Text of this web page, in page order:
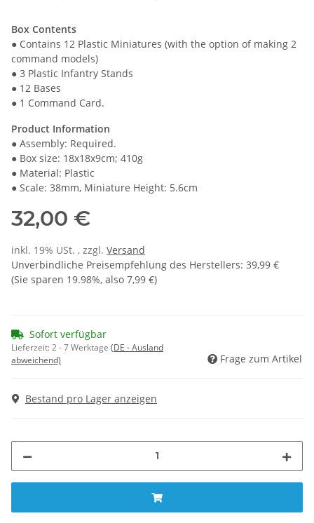
Box Contents
● Contains 12 Plastic Miniatures (with the option of making 2
command models)
● 3 Plastic Infantry Stands
● 12 Bases
● 1 Command Card.
Product Information
● Assembly: Required.
● Box size: 18x18x9cm; 410g
● Material: Plastic
● Scale: 38mm, Miniature Height: 5.6cm
32,00 €
inkl. 19% USt. , zzgl. Versand
Unverbindliche Preisempfehlung des Herstellers: 39,99 €
(Sie sparen 19.98%, also 7,99 €)
Sofort verfügbar
Lieferzeit:2 - 7 Werktage (DE - Ausland
abweichend)
Frage zum Artikel
Bestand pro Lager anzeigen